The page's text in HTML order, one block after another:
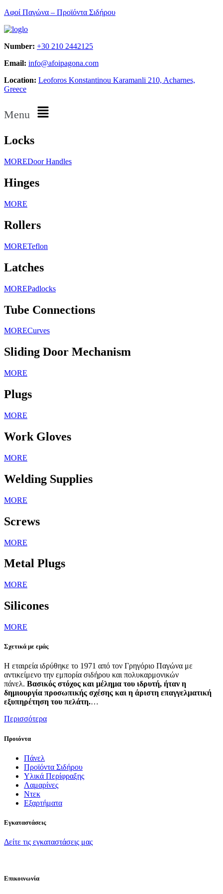
Αφοί Παγώνα – Προϊόντα Σιδήρου
Number: +30 210 2442125
Email: info@afoipagona.com
Location: Leoforos Konstantinou Karamanli 210, Acharnes,
Greece
Menu
Locks
MOREDoor Handles
Hinges
MORE
Rollers
MORETeflon
Latches
MOREPadlocks
Tube Connections
MORECurves
Sliding Door Mechanism
MORE
Plugs
MORE
Work Gloves
MORE
Welding Supplies
MORE
Screws
MORE
Metal Plugs
MORE
Silicones
MORE
Σχετικά με εμάς
Η εταιρεία ιδρύθηκε το 1971 από τον Γρηγόριο Παγώνα με
αντικείμενο την εμπορία σιδήρου και πολυκαρμονικών
πάνελ. Βασικός στόχος και μέλημα του ιδρυτή, ήταν η
δημιουργία προσωπικής σχέσης και η άριστη επαγγελματική
εξυπηρέτηση του πελάτη.…
Περισσότερα
Προιόντα
Πάνελ
Προϊόντα Σιδήρου
Υλικά Περίφραξης
Λαμαρίνες
Ντεκ
Εξαρτήματα
Εγκαταστάσεις
Δείτε τις εγκαταστάσεις μας
Επικοινωνία